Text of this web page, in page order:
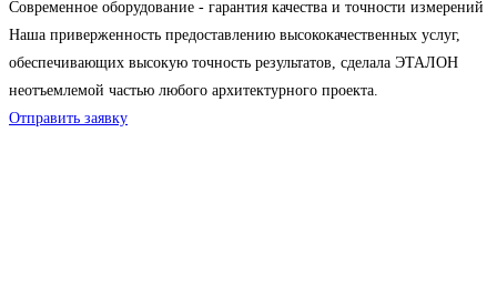
Современное оборудование - гарантия качества и точности измерений
Наша приверженность предоставлению высококачественных услуг,
обеспечивающих высокую точность результатов, сделала ЭТАЛОН
неотъемлемой частью любого архитектурного проекта.
Отправить заявку